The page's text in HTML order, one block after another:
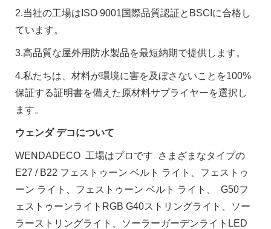
2.当社の工場はISO 9001国際品質認証とBSCIに合格し
ています。
3.高品質な屋外用防水製品を最短納期で提供します。
4.私たちは、材料が環境に害を及ぼさないことを100%
保証する証明書を備えた原材料サプライヤーを選択し
ます。
ウェンダ デコについて
WENDADECO 工場はプロです さまざまなタイプの
E27 / B22 フェストゥーン ベルト ライト、フェストゥ
ーン ライト、フェストゥーン ベルト ライト、 G50フ
ェストゥーンライトRGB G40ストリングライト、ソー
ラーストリングライト、ソーラーガーデンライトLED